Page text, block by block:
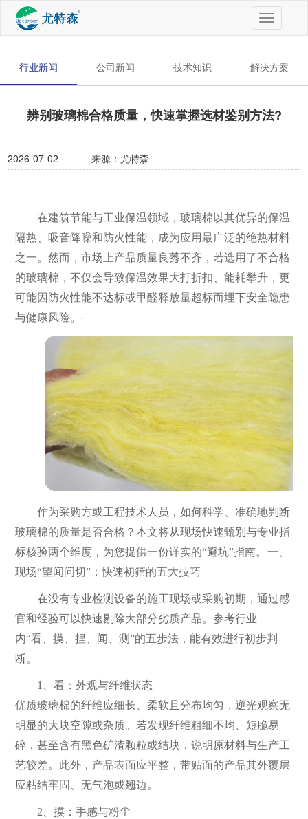
切
换
航
行业新闻 公司新闻 技术知识 解决方案
辨别玻璃棉合格质量，快速掌握选材鉴别方法?
2026-07-02 来源：尤特森
在建筑节能与工业保温领域，玻璃棉以其优异的保温
隔热、吸音降噪和防火性能，成为应用最广泛的绝热材料
之一。然而，市场上产品质量良莠不齐，若选用了不合格
的玻璃棉，不仅会导致保温效果大打折扣、能耗攀升，更
可能因防火性能不达标或甲醛释放量超标而埋下安全隐患
与健康风险。
作为采购方或工程技术人员，如何科学、准确地判断
玻璃棉的质量是否合格？本文将从现场快速甄别与专业指
标核验两个维度，为您提供一份详实的“避坑”指南。 一、
现场“望闻问切”：快速初筛的五大技巧
在没有专业检测设备的施工现场或采购初期，通过感
官和经验可以快速剔除大部分劣质产品。参考行业
内“看、摸、捏、闻、测”的五步法，能有效进行初步判
断。
1、看：外观与纤维状态
优质玻璃棉的纤维应细长、柔软且分布均匀，逆光观察无
明显的大块空隙或杂质。若发现纤维粗细不均、短脆易
碎，甚至含有黑色矿渣颗粒或结块，说明原材料与生产工
艺较差。此外，产品表面应平整，带贴面的产品其外覆层
应粘结牢固、无气泡或翘边。
2、摸：手感与粉尘